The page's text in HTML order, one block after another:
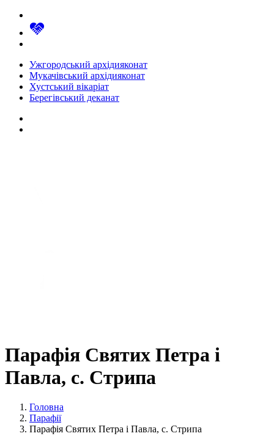
Ужгородський архідияконат
Мукачівський архідияконат
Хустський вікаріат
Берегівський деканат
Парафія Святих Петра і
Павла, с. Стрипа
Головна
Парафії
Парафія Святих Петра і Павла, с. Стрипа